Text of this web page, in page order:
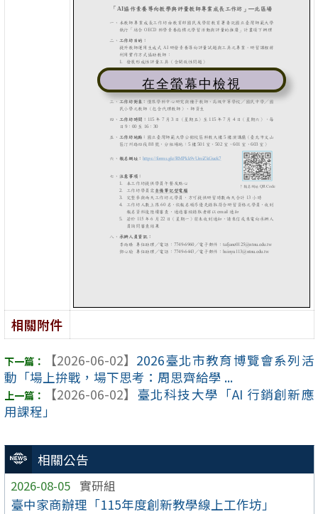
相關公告
2026-08-05 實研組
臺中家商辦理「115年度創新教學線上工作坊」
在全螢幕中檢視
相關附件
【2026-06-02】 2026臺北市教育博覽會系列活
動「場上拚戰，場下思考：周思齊給學 ...
【2026-06-02】 臺北科技大學「AI 行銷創新應
用課程」